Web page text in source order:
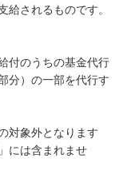
給されるものです。
付のうちの基金代行
分）の一部を代行す
対象外となります
には含まれませ